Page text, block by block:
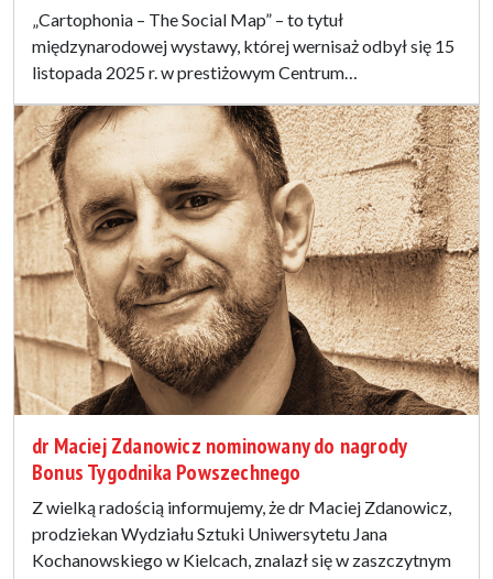
„Cartophonia – The Social Map” – to tytuł
międzynarodowej wystawy, której wernisaż odbył się 15
listopada 2025 r. w prestiżowym Centrum…
dr Maciej Zdanowicz nominowany do nagrody
Bonus Tygodnika Powszechnego
Z wielką radością informujemy, że dr Maciej Zdanowicz,
prodziekan Wydziału Sztuki Uniwersytetu Jana
Kochanowskiego w Kielcach, znalazł się w zaszczytnym